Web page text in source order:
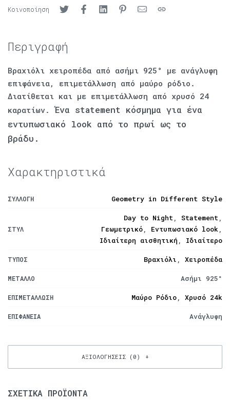
Κοινοποίηση
Περιγραφή
Βραχιόλι χειροπέδα από ασήμι 925° με ανάγλυφη
επιφάνεια, επιμετάλλωση από μαύρο ρόδιο.
Διατίθεται και με επιμετάλλωση από χρυσό 24
καρατίων.Ένα statement κόσμημα για ένα
εντυπωσιακό look από το πρωί ως το
βράδυ.
Χαρακτηριστικά
ΣΥΛΛΟΓΉ Geometry in Different Style
ΣΤΥΛ
Day to Night, Statement,
Γεωμετρικό, Εντυπωσιακό look,
Ιδιαίτερη αισθητική , Ιδιαίτερο
ΤΎΠΟΣ Βραχιόλι , Χειροπέδα
ΜΈΤΑΛΛΟ Ασήμι 925°
ΕΠΙΜΕΤΆΛΛΩΣΗ Μαύρο Ρόδιο, Χρυσό 24k
ΕΠΙΦΆΝΕΙΑ Ανάγλυφη
ΑΞΙΟΛΟΓΉΣΕΙΣ (0)
ΣΧΕΤΙΚΆ ΠΡΟΪΌΝΤΑ